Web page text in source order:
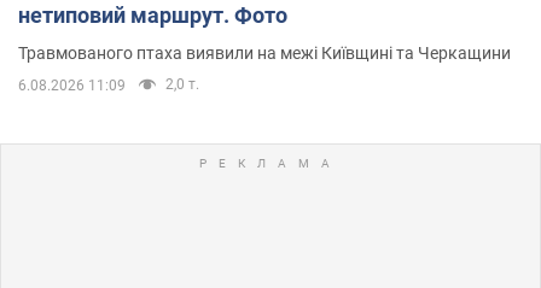
нетиповий маршрут. Фото
Травмованого птаха виявили на межі Київщині та Черкащини
6.08.2026 11:09 2,0 т.